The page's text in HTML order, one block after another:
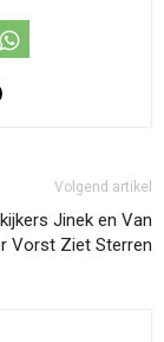
Volgend artikel
Jinek en Van
Vorst Ziet Sterren